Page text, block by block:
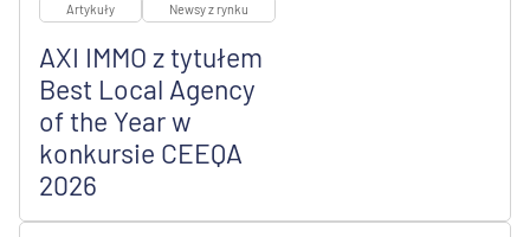
Artykuły Newsy z rynku
AXI IMMO z tytułem
Best Local Agency
of the Year w
konkursie CEEQA
2026